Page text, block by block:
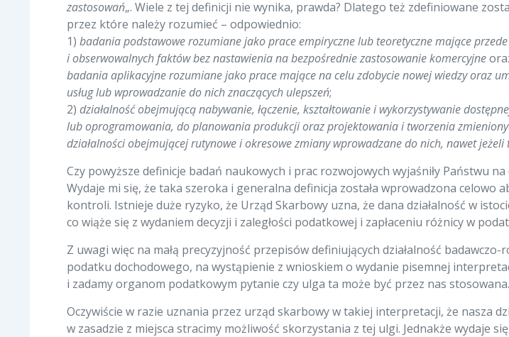
zastosowań„. Wiele z tej definicji nie wynika, prawda? Dlatego też zdefiniowane
przez które należy rozumieć – odpowiednio:
1) badania podstawowe rozumiane jako prace empiryczne lub teoretyczne mające
i obserwowalnych faktów bez nastawienia na bezpośrednie zastosowanie komercyjne
badania aplikacyjne rozumiane jako prace mające na celu zdobycie nowej wiedzy oraz
usług lub wprowadzanie do nich znaczących ulepszeń;
2) działalność obejmującą nabywanie, łączenie, kształtowanie i wykorzystywanie
lub oprogramowania, do planowania produkcji oraz projektowania i tworzenia
działalności obejmującej rutynowe i okresowe zmiany wprowadzane do nich, nawet
Czy powyższe definicje badań naukowych i prac rozwojowych wyjaśniły Państwu
Wydaje mi się, że taka szeroka i generalna definicja została wprowadzona
kontroli. Istnieje duże ryzyko, że Urząd Skarbowy uzna, że dana działalność w
co wiąże się z wydaniem decyzji i zaległości podatkowej i zapłaceniu różnicy w
Z uwagi więc na małą precyzyjność przepisów definiujących działalność
podatku dochodowego, na wystąpienie z wnioskiem o wydanie pisemnej
i zadamy organom podatkowym pytanie czy ulga ta może być przez nas stosowana.
Oczywiście w razie uznania przez urząd skarbowy w takiej interpretacji, że nasza
w zasadzie z miejsca stracimy możliwość skorzystania z tej ulgi. Jednakże wydaje